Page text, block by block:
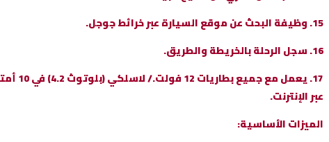
15. وظيفة البحث عن موقع السيارة عبر خرائط جوجل.
16. سجل الرحلة بالخريطة والطريق.
عبر الإنترنت.
الميزات الأساسية: